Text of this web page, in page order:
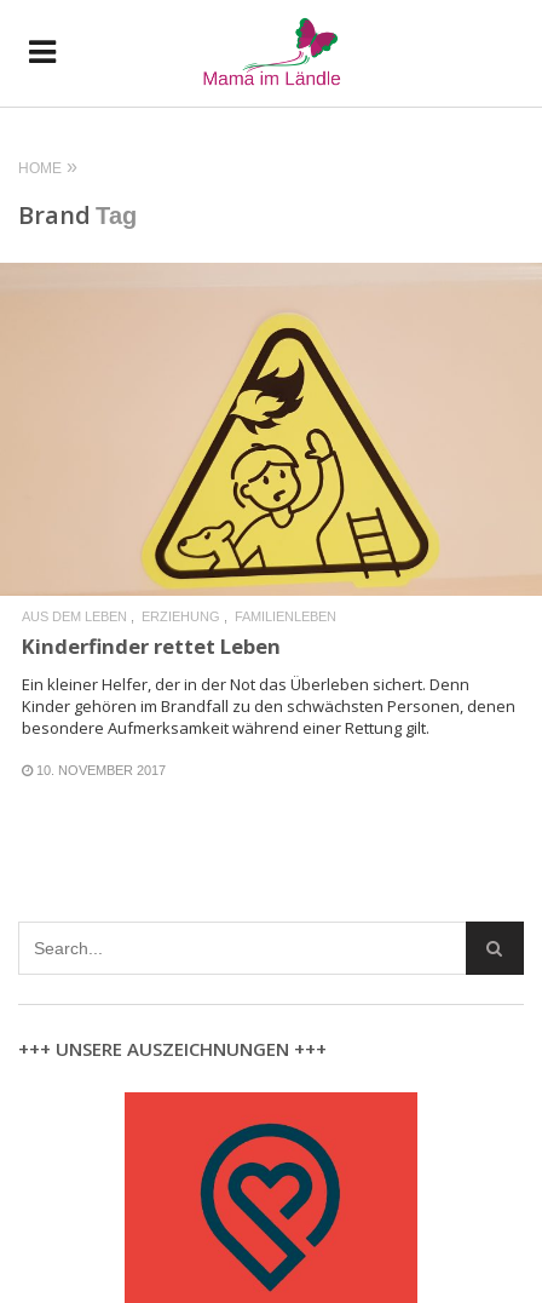
HOME
Brand Tag
READ MORE
AUS DEM LEBEN ERZIEHUNG FAMILIENLEBEN
Kinderfinder rettet Leben
Ein kleiner Helfer, der in der Not das Überleben sichert. Denn
Kinder gehören im Brandfall zu den schwächsten Personen, denen
besondere Aufmerksamkeit während einer Rettung gilt.
10. NOVEMBER 2017
+++ UNSERE AUSZEICHNUNGEN +++